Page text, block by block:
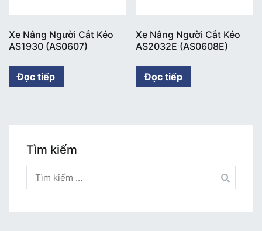
Xe Nâng Người Cắt Kéo
AS1930 (AS0607)
Đọc tiếp
Xe Nâng Người Cắt Kéo
AS2032E (AS0608E)
Đọc tiếp
Tìm kiếm
kiếm
cho: